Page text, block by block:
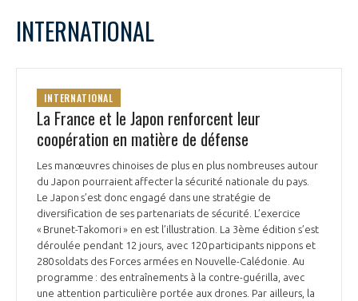
INTERNATIONAL
INTERNATIONAL
La France et le Japon renforcent leur
coopération en matière de défense
Les manœuvres chinoises de plus en plus nombreuses autour
du Japon pourraient affecter la sécurité nationale du pays.
Le Japon s’est donc engagé dans une stratégie de
diversification de ses partenariats de sécurité. L’exercice
« Brunet-Takomori » en est l’illustration. La 3ème édition s’est
déroulée pendant 12 jours, avec 120 participants nippons et
280 soldats des Forces armées en Nouvelle-Calédonie. Au
programme : des entraînements à la contre-guérilla, avec
une attention particulière portée aux drones. Par ailleurs, la